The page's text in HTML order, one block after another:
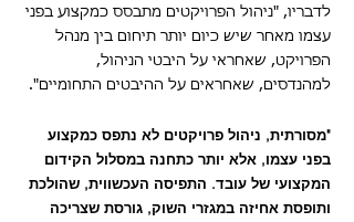
לדבריו, "ניהול הפרויקטים מתבסס כמקצוע בפני
עצמו מאחר שיש כיום יותר תיחום בין מנהל
הפרויקט, שאחראי על היבטי הניהול,
למהנדסים, שאחראים על ההיבטים התחומיים".
"מסורתית, ניהול פרויקטים לא נתפס כמקצוע
בפני עצמו, אלא יותר כתחנה במסלול הקידום
המקצועי של עובד. התפיסה העכשווית, שהולכת
ותופסת אחיזה במגזרי השוק, גורסת שצריכה